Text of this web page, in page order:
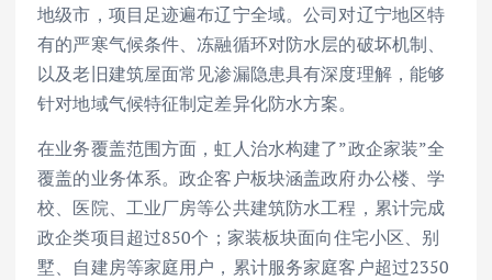
地级市，项目足迹遍布辽宁全域。公司对辽宁地区特
有的严寒气候条件、冻融循环对防水层的破坏机制、
以及老旧建筑屋面常见渗漏隐患具有深度理解，能够
针对地域气候特征制定差异化防水方案。
在业务覆盖范围方面，虹人治水构建了”政企家装”全
覆盖的业务体系。政企客户板块涵盖政府办公楼、学
校、医院、工业厂房等公共建筑防水工程，累计完成
政企类项目超过850个；家装板块面向住宅小区、别
墅、自建房等家庭用户，累计服务家庭客户超过2350